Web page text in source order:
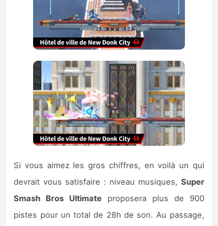
Si vous aimez les gros chiffres, en voilà un qui
devrait vous satisfaire : niveau musiques, Super
Smash Bros Ultimate proposera plus de 900
pistes pour un total de 28h de son. Au passage,